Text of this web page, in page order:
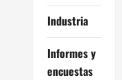
Industria
Informes y
encuestas